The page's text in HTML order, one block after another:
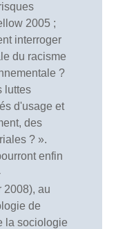
2005 ;
interroger
du racisme
?
luttes
d'usage et
des
? ».
enfin
2008), au
de
la sociologie